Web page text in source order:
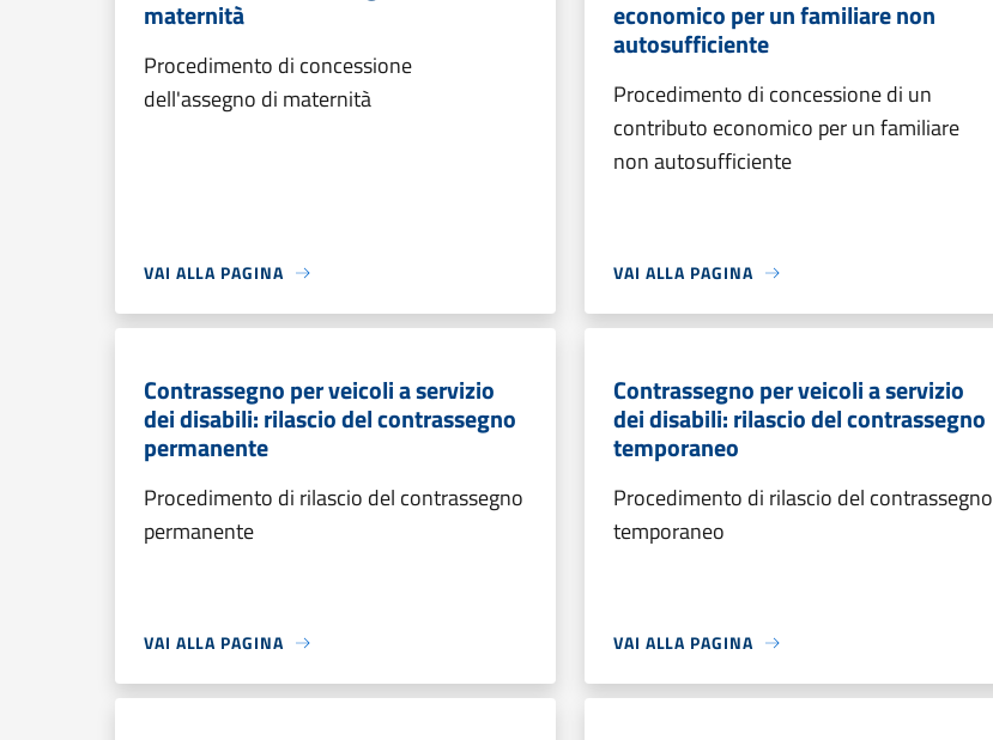
maternità
Procedimento di concessione
dell'assegno di maternità
VAI ALLA PAGINA
economico per un familiare non
autosufficiente
Procedimento di concessione di un
contributo economico per un familiare
non autosufficiente
VAI ALLA PAGINA
Contrassegno per veicoli a servizio
dei disabili: rilascio del contrassegno
permanente
Procedimento di rilascio del contrassegno
permanente
VAI ALLA PAGINA
Contrassegno per veicoli a servizio
dei disabili: rilascio del contrassegno
temporaneo
Procedimento di rilascio del contrassegno
temporaneo
VAI ALLA PAGINA